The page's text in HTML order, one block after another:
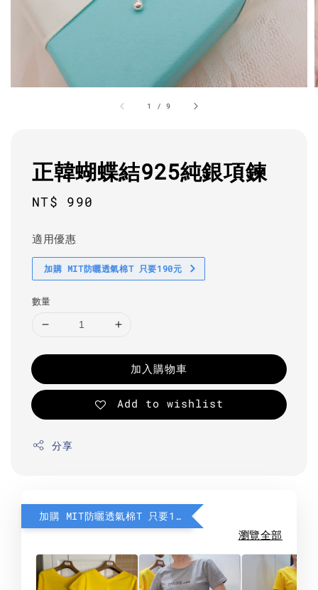
1 /9
正韓蝴蝶結925純銀項鍊
Regular
NT$ 990
適用優惠
加購 MIT防曬透氣棉T 只要190元
數量
加入購物車
Add to wishlist
分享
加購 MIT防曬透氣棉T 只要190元
瀏覽全部